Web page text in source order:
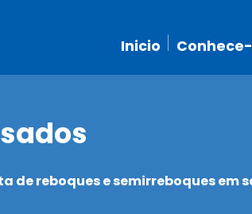
Inicio
de reboques e semirreboques em